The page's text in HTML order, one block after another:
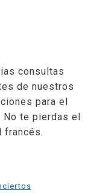
consultas
de nuestros
para el
te pierdas el
francés.